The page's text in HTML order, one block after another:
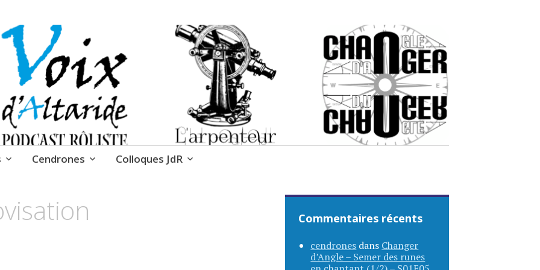
Cendrones Colloques JdR
Commentaires récents
cendrones dans Changer
d’Angle – Semer des runes